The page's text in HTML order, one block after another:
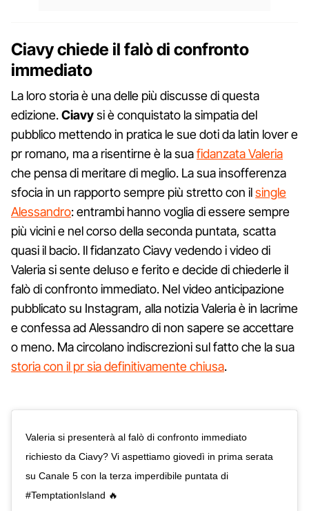
Ciavy chiede il falò di confronto
immediato
La loro storia è una delle più discusse di questa
edizione.Ciavysi è conquistato la simpatia del
pubblico mettendo in pratica le sue doti da latin lover e
pr romano, ma a risentirne è la suafidanzata Valeria
che pensa di meritare di meglio. La sua insofferenza
sfocia in un rapporto sempre più stretto con ilsingle
Alessandro: entrambi hanno voglia di essere sempre
più vicini e nel corso della seconda puntata, scatta
quasi il bacio. Il fidanzato Ciavy vedendo i video di
Valeria si sente deluso e ferito e decide di chiederle il
falò di confronto immediato. Nel video anticipazione
pubblicato su Instagram, alla notizia Valeria è in lacrime
e confessa ad Alessandro di non sapere se accettare
o meno. Ma circolano indiscrezioni sul fatto che la sua
storia con il pr sia definitivamente chiusa.
Valeria si presenterà al falò di confronto immediato
richiesto da Ciavy? Vi aspettiamo giovedì in prima serata
su Canale 5 con la terza imperdibile puntata di
#TemptationIsland 🔥